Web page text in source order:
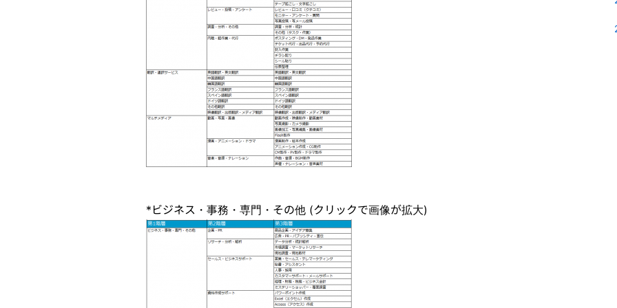
*ビジネス・事務・専門・その他 (クリックで画像が拡大)